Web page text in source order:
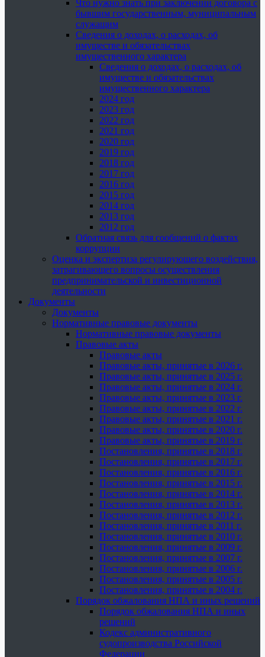
Что нужно знать при заключении договора с
бывшим государственным, муниципальным
служащим
Сведения о доходах, о расходах, об
имуществе и обязательствах
имущественного характера
Сведения о доходах, о расходах, об
имуществе и обязательствах
имущественного характера
2024 год
2023 год
2022 год
2021 год
2020 год
2019 год
2018 год
2017 год
2016 год
2015 год
2014 год
2013 год
2012 год
Обратная связь для сообщений о фактах
коррупции
Оценка и экспертиза регулирующего воздействия,
затрагивающего вопросы осуществления
предпринимательской и инвестиционной
деятельности
Документы
Документы
Нормативные правовые документы
Нормативные правовые документы
Правовые акты
Правовые акты
Правовые акты, принятые в 2026 г.
Правовые акты, принятые в 2025 г.
Правовые акты, принятые в 2024 г.
Правовые акты, принятые в 2023 г.
Правовые акты, принятые в 2022 г.
Правовые акты, принятые в 2021 г.
Правовые акты, принятые в 2020 г.
Правовые акты, принятые в 2019 г.
Постановления, принятые в 2018 г.
Постановления, принятые в 2017 г.
Постановления, принятые в 2016 г.
Постановления, принятые в 2015 г.
Постановления, принятые в 2014 г.
Постановления, принятые в 2013 г.
Постановления, принятые в 2012 г.
Постановления, принятые в 2011 г.
Постановления, принятые в 2010 г.
Постановления, принятые в 2009 г.
Постановления, принятые в 2007 г.
Постановления, принятые в 2006 г.
Постановления, принятые в 2005 г.
Постановления, принятые в 2004 г.
Порядок обжалования НПА и иных решений
Порядок обжалования НПА и иных
решений
Кодекс административного
судопроизводства Российской
Федерации